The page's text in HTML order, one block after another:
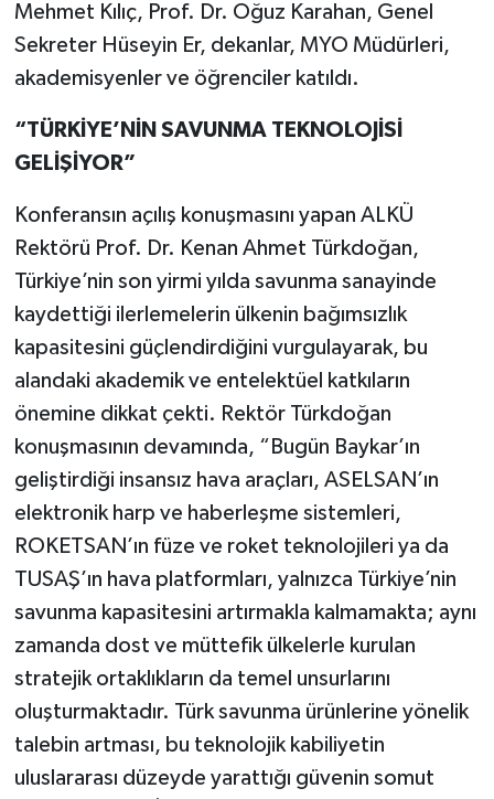
Mehmet Kılıç, Prof. Dr. Oğuz Karahan, Genel
Sekreter Hüseyin Er, dekanlar, MYO Müdürleri,
akademisyenler ve öğrenciler katıldı.
“TÜRKİYE’NİN SAVUNMA TEKNOLOJİSİ
GELİŞİYOR”
Konferansın açılış konuşmasını yapan ALKÜ
Rektörü Prof. Dr. Kenan Ahmet Türkdoğan,
Türkiye’nin son yirmi yılda savunma sanayinde
kaydettiği ilerlemelerin ülkenin bağımsızlık
kapasitesini güçlendirdiğini vurgulayarak, bu
alandaki akademik ve entelektüel katkıların
önemine dikkat çekti. Rektör Türkdoğan
konuşmasının devamında, “Bugün Baykar’ın
geliştirdiği insansız hava araçları, ASELSAN’ın
elektronik harp ve haberleşme sistemleri,
ROKETSAN’ın füze ve roket teknolojileri ya da
TUSAŞ’ın hava platformları, yalnızca Türkiye’nin
savunma kapasitesini artırmakla kalmamakta; aynı
zamanda dost ve müttefik ülkelerle kurulan
stratejik ortaklıkların da temel unsurlarını
oluşturmaktadır. Türk savunma ürünlerine yönelik
talebin artması, bu teknolojik kabiliyetin
uluslararası düzeyde yarattığı güvenin somut